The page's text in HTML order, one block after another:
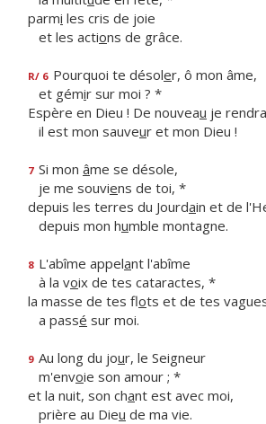
parmi les cris de joie
et les actions de grâce.
R/ 6 Pourquoi te désoler, ô mon âme,
et gémir sur moi ? *
Espère en Dieu ! De nouveau je
il est mon sauveur et mon Dieu !
7 Si mon âme se désole,
je me souviens de toi, *
depuis les terres du Jourdain et de
depuis mon humble montagne.
8 L'abîme appelant l'abîme
à la voix de tes cataractes, *
la masse de tes flots et de tes
a passé sur moi.
9 Au long du jour, le Seigneur
m'envoie son amour ; *
et la nuit, son chant est avec moi,
prière au Dieu de ma vie.